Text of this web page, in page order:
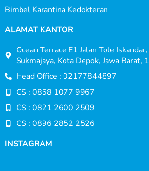
Bimbel Karantina Kedokteran
ALAMAT KANTOR
Ocean Terrace E1 Jalan Tole
Sukmajaya, Kota Depok, Jawa Barat,
Head Office : 02177844897
CS : 0858 1077 9967
CS : 0821 2600 2509
CS : 0896 2852 2526
INSTAGRAM